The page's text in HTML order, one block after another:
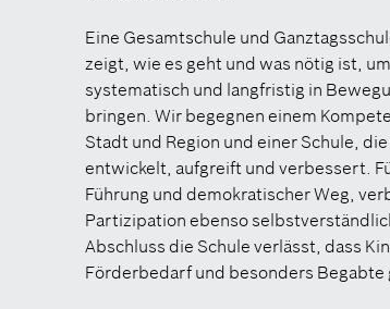
Eine Gesamtschule und
zeigt, wie es geht und was nötig ist,
systematisch und langfristig in
bringen. Wir begegnen einem
Stadt und Region und einer Schule,
entwickelt, aufgreift und verbessert.
Führung und demokratischer Weg,
Partizipation ebenso
Abschluss die Schule verlässt, dass
Förderbedarf und besonders